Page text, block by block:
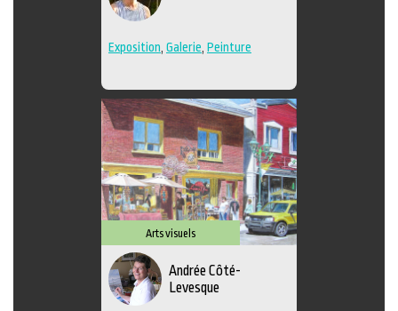
Exposition Galerie Peinture
Arts visuels
Andrée Côté-
Levesque